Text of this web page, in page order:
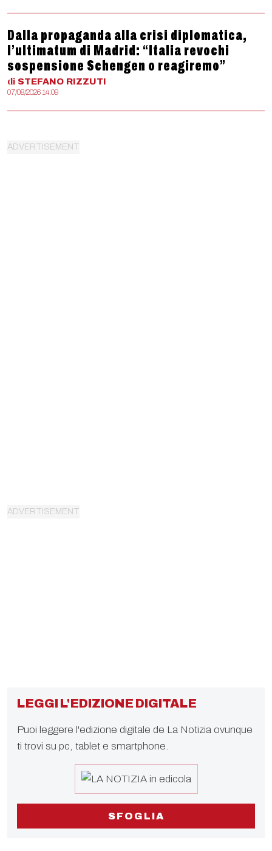
Dalla propaganda alla crisi diplomatica,
l’ultimatum di Madrid: “Italia revochi
sospensione Schengen o reagiremo”
di STEFANO RIZZUTI
07/08/2026 14:09
LEGGI L'EDIZIONE DIGITALE
Puoi leggere l'edizione digitale de La Notizia ovunque
ti trovi su pc, tablet e smartphone.
SFOGLIA